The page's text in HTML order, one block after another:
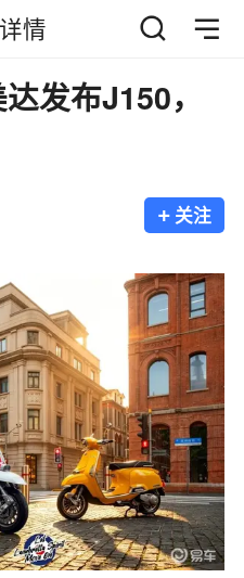
情
发布J150，
+ 关注